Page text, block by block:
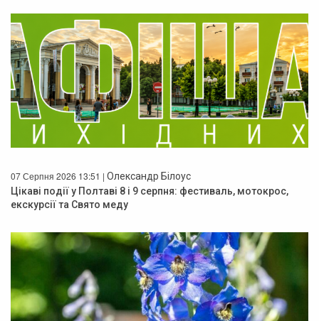
07 Серпня 2026 13:51 | Олександр Білоус
Цікаві події у Полтаві 8 і 9 серпня: фестиваль, мотокрос,
екскурсії та Свято меду